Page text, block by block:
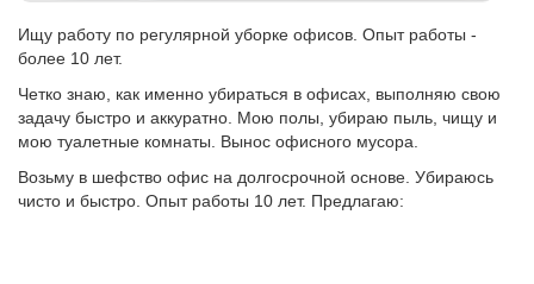
Ищу работу по регулярной уборке офисов. Опыт работы -
более 10 лет.
Четко знаю, как именно убираться в офисах, выполняю свою
задачу быстро и аккуратно. Мою полы, убираю пыль, чищу и
мою туалетные комнаты. Вынос офисного мусора.
Возьму в шефство офис на долгосрочной основе. Убираюсь
чисто и быстро. Опыт работы 10 лет. Предлагаю: